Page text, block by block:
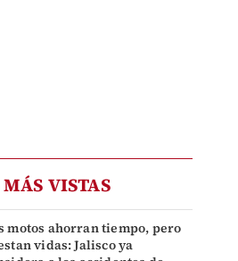
VISTAS
motos ahorran tiempo, pero
vidas: Jalisco ya